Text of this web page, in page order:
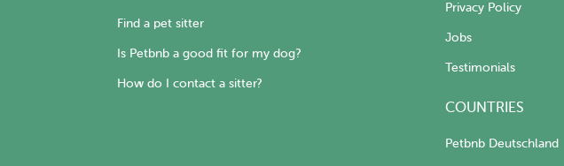
Find a pet sitter
Is Petbnb a good fit for my dog?
How do I contact a sitter?
Privacy Policy
Jobs
Testimonials
COUNTRIES
Petbnb Deutschland